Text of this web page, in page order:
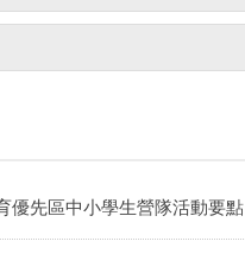
優先區中小學生營隊活動要點